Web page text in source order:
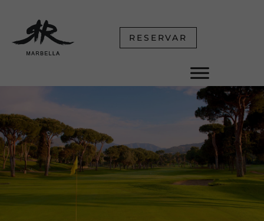
RESERVAR